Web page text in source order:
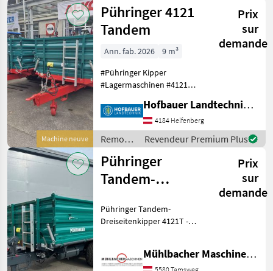
Pühringer
Machine neuve
Pühringer 4121
Tandem
Prix
sur
demande
Ann. fab. 2026
9 m³
#Pühringer Kipper
#Lagermaschinen #4121
Schotterklappe Hydraulisch
#Sofort Verfügbar !!!!
Attachement au dessus:
Acier, Essieux (nombre):
Essieu tande
Hofbauer Landtechnik GmbH
4184 Helfenberg
Remorques
/
Pühringer
Revendeur Premium Plus
Pühringer
Tandem-
4121T
4,15x2,15m 10to
Prix
sur
demande
Pühringer Tandem-
Dreiseitenkipper 4121T -
konisch - Innenmaße LxB
Mühlbacher Maschinen GmbH